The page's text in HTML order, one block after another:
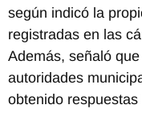
según indicó la
registradas en las
Además, señaló
autoridades
obtenido